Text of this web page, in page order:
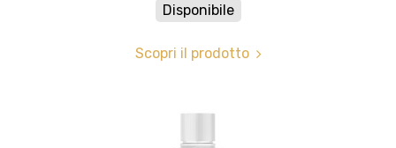
Disponibile
Scopri il prodotto